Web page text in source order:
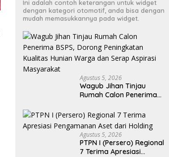
Ini adalah contoh keterangan untuk widget
dengan kategori otomotif, anda bisa dengan
mudah memasukkannya pada widget.
Agustus 5, 2026
Wagub Jihan Tinjau
Rumah Calon Penerima
Kualitas Hunian Warga
dan Serap Aspirasi
Masyarakat
Agustus 5, 2026
PTPN I (Persero) Regional
7 Terima Apresiasi